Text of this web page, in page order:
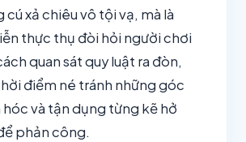
cú xả chiêu vô tội vạ, mà là
thực thụ đòi hỏi người chơi
quan sát quy luật ra đòn,
điểm né tránh những góc
và tận dụng từng kẽ hở
phản công.